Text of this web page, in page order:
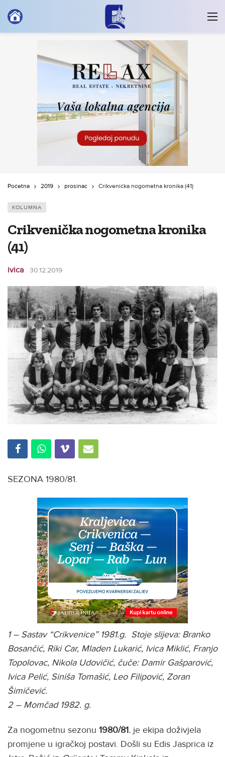
Početna 2019 prosinac Crikvenička nogometna kronika (41)
KOLUMNA
Crikvenička nogometna kronika
(41)
ivica 30.12.2019
SEZONA 1980/81.
1 – Sastav “Crikvenice” 1981.g. Stoje slijeva: Branko
Bosančić, Riki Car, Mladen Lukarić, Ivica Miklić, Franjo
Topolovac, Nikola Udovičić, čuče: Damir Gašparović,
Ivica Pelić, Siniša Tomašić, Leo Filipović, Zoran
Šimičević.
2 – Momčad 1982. g.
Za nogometnu sezonu 1980/81. je ekipa doživjela
promjene u igračkoj postavi. Došli su Edis Jasprica iz